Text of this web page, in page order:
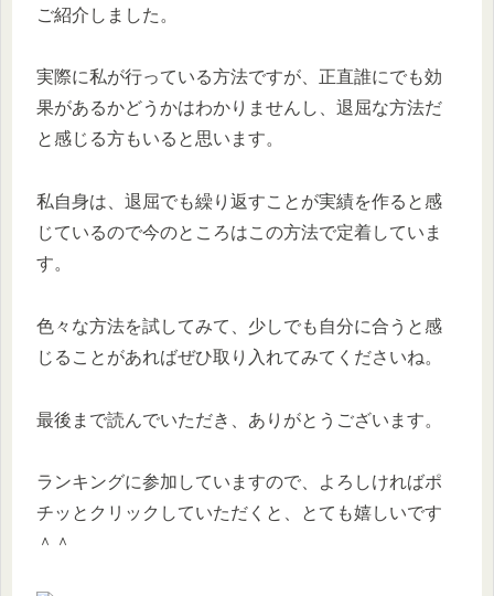
ご紹介しました。
実際に私が行っている方法ですが、正直誰にでも効
果があるかどうかはわかりませんし、退屈な方法だ
と感じる方もいると思います。
私自身は、退屈でも繰り返すことが実績を作ると感
じているので今のところはこの方法で定着していま
す。
色々な方法を試してみて、少しでも自分に合うと感
じることがあればぜひ取り入れてみてくださいね。
最後まで読んでいただき、ありがとうございます。
ランキングに参加していますので、よろしければポ
チッとクリックしていただくと、とても嬉しいです
＾＾